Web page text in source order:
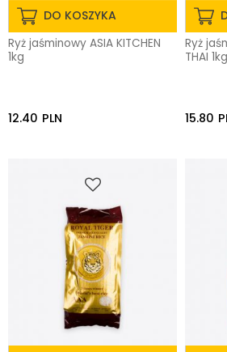
DO KOSZYKA
Ryż jaśminowy ASIA KITCHEN
1kg
12.40 PLN
Ryż
THAI 1kg
15.80